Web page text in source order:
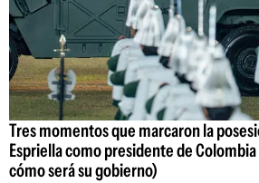
Tres momentos que marcaron la
Espriella como presidente de
cómo será su gobierno)